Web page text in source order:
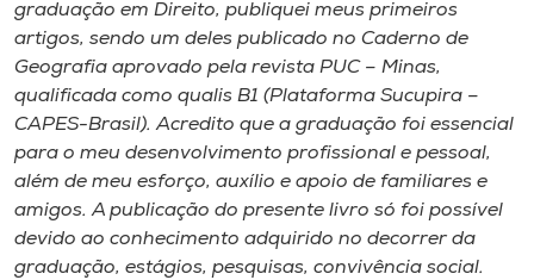
A+
A-
graduação em Direito, publiquei meus primeiros
artigos, sendo um deles publicado no Caderno de
Geografia aprovado pela revista PUC – Minas,
qualificada como qualis B1 (Plataforma Sucupira –
CAPES-Brasil). Acredito que a graduação foi essencial
para o meu desenvolvimento profissional e pessoal,
além de meu esforço, auxílio e apoio de familiares e
amigos. A publicação do presente livro só foi possível
devido ao conhecimento adquirido no decorrer da
graduação, estágios, pesquisas, convivência social.